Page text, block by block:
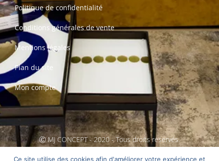
Politique de confidentialité
Conditions générales de vente
Mentions légales
Plan du site
Mon compte
Ⓒ MJ CONCEPT - 2020 - Tous droits réservés.
Création MarCom'Conseils
Ce site utilise des cookies afin d'améliorer votre expérience et